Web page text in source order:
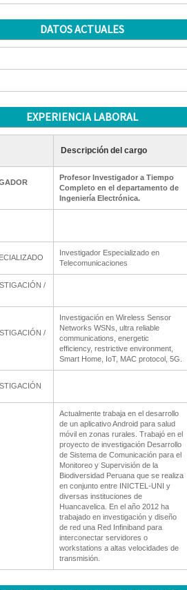
DATOS ACTUALES
EXPERIENCIA LABORAL
Descripción del cargo
Profesor Investigador a Tiempo
Completo en el departamento de
Ingeniería Electrónica.
Investigador Especializado en
Telecomunicaciones
/
/
Investigación en Wireless Sensor
Networks WSNs, ultra reliable
communications, energetic
efficiency, restrictive environment,
Smart Home, IoT, MAC protocol, 5G.
Actualmente trabaja en el desarrollo
de un aplicativo Android para salud
móvil en zonas rurales. Trabajó en el
proyecto de investigación Desarrollo
de Sistema de Comunicación para el
Monitoreo y Supervisión de la
Biodiversidad Peruana que se realiza
en conjunto entre INICTEL-UNI y
diversas instituciones de
Huancavelica. En el año 2012 ha
trabajado en investigación y diseño
de red una Red Infiniband para
interconectar servidores o
workstations a altas velocidades de
transmisión.